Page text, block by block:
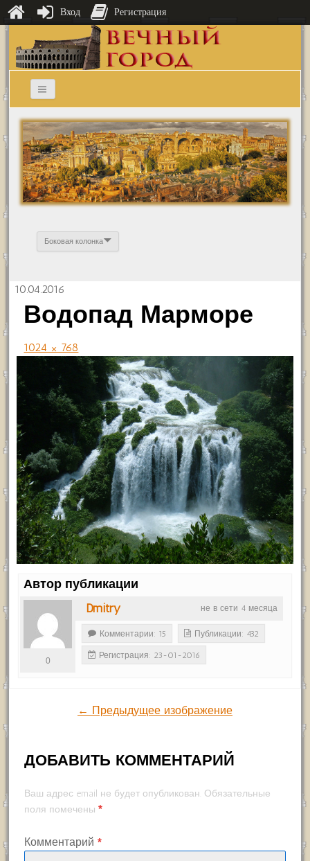
Боковая колонка
10.04.2016
Водопад Марморе
1024 × 768
Автор публикации
не в сети 4 месяца
Dmitry
0
Комментарии: 15 Публикации: 432
Регистрация: 23-01-2016
← Предыдущее изображение
ДОБАВИТЬ КОММЕНТАРИЙ
Ваш адрес email не будет опубликован. Обязательные
поля помечены *
Комментарий *
Вход Регистрация